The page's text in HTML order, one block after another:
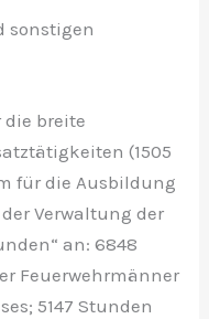
sonstigen
breite
(1505
für die Ausbildung
Verwaltung der
an: 6848
Feuerwehrmänner
5147 Stunden